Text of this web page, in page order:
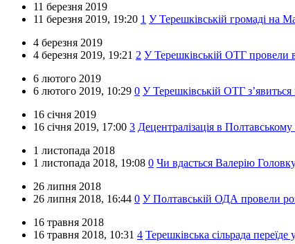
11 березня 2019
11 березня 2019, 19:20 1 У Терешківській громаді на
4 березня 2019
4 березня 2019, 19:21 2 У Терешківській ОТГ провели
6 лютого 2019
6 лютого 2019, 10:29 0 У Терешківській ОТГ
16 січня 2019
16 січня 2019, 17:00 3 Децентралізація в
1 листопада 2018
1 листопада 2018, 19:08 0 Чи вдасться Валерію
26 липня 2018
26 липня 2018, 16:44 0 У Полтавській ОДА провели
16 травня 2018
16 травня 2018, 10:31 4 Терешківська сільрада